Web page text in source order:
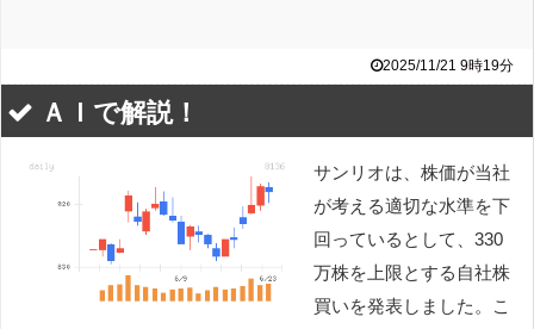
2025/11/21 9時19分
ＡＩで解説！
サンリオは、株価が当社
が考える適切な水準を下
回っているとして、330
万株を上限とする自社株
買いを発表しました。こ